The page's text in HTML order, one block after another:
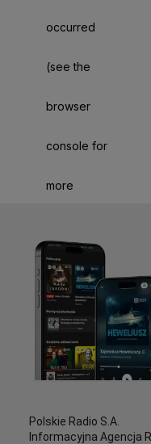
occurred
(see the
browser
console for
more
Polskie Radio S.A.
Informacyjna Agencja